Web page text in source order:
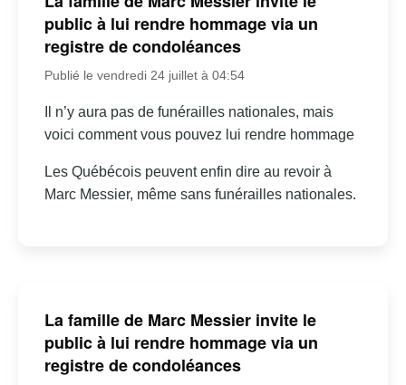
public à lui rendre hommage via un
registre de condoléances
Publié le vendredi 24 juillet à 04:54
Il n’y aura pas de funérailles nationales, mais
voici comment vous pouvez lui rendre hommage
Les Québécois peuvent enfin dire au revoir à
Marc Messier, même sans funérailles nationales.
La famille de Marc Messier invite le
public à lui rendre hommage via un
registre de condoléances